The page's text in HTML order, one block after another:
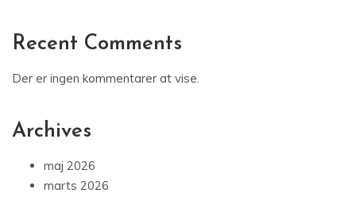
Recent Comments
Der er ingen kommentarer at vise.
Archives
maj 2026
marts 2026